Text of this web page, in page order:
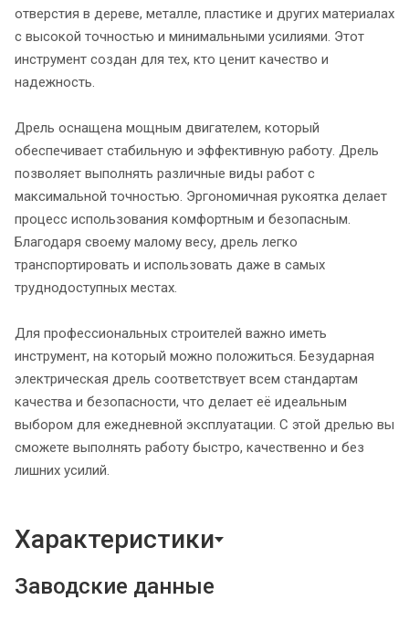
отверстия в дереве, металле, пластике и других материалах
с высокой точностью и минимальными усилиями. Этот
инструмент создан для тех, кто ценит качество и
надежность.
Дрель оснащена мощным двигателем, который
обеспечивает стабильную и эффективную работу. Дрель
позволяет выполнять различные виды работ с
максимальной точностью. Эргономичная рукоятка делает
процесс использования комфортным и безопасным.
Благодаря своему малому весу, дрель легко
транспортировать и использовать даже в самых
труднодоступных местах.
Для профессиональных строителей важно иметь
инструмент, на который можно положиться. Безударная
электрическая дрель соответствует всем стандартам
качества и безопасности, что делает её идеальным
выбором для ежедневной эксплуатации. С этой дрелью вы
сможете выполнять работу быстро, качественно и без
лишних усилий.
Характеристики
Заводские данные